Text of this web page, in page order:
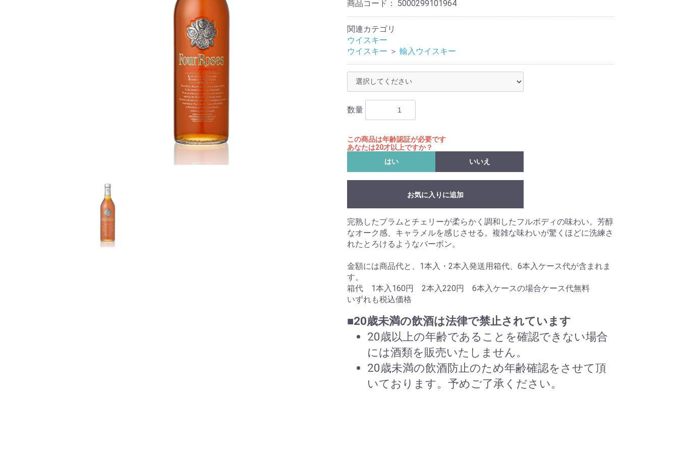
商品コード： 5000299101964
関連カテゴリ
ウイスキー
ウイスキー ＞ 輸入ウイスキー
数量
この商品は年齢認証が必要です
あなたは20才以上ですか？
はい
いいえ
お気に入りに追加
完熟したプラムとチェリーが柔らかく調和したフルボディの味わい。芳醇
なオーク感、キャラメルを感じさせる。複雑な味わいが驚くほどに洗練さ
れたとろけるようなバーボン。
金額には商品代と、1本入・2本入発送用箱代、6本入ケース代が含まれま
す。
箱代 1本入160円 2本入220円 6本入ケースの場合ケース代無料
いずれも税込価格
■20歳未満の飲酒は法律で禁止されています
20歳以上の年齢であることを確認できない場合
には酒類を販売いたしません。
20歳未満の飲酒防止のため年齢確認をさせて頂
いております。予めご了承ください。